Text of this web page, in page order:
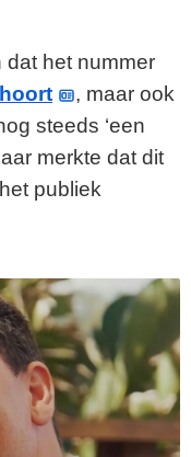
dat het nummer
, maar ook
steeds ‘een
merkte dat dit
publiek